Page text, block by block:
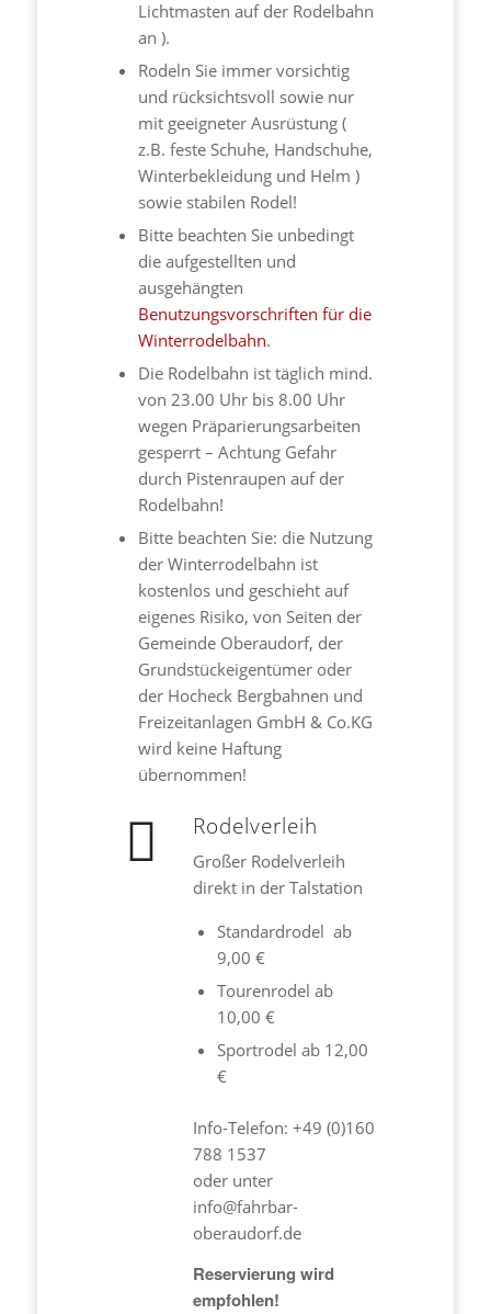
Lichtmasten auf der Rodelbahn
an ).
Rodeln Sie immer vorsichtig
und rücksichtsvoll sowie nur
mit geeigneter Ausrüstung (
z.B. feste Schuhe, Handschuhe,
Winterbekleidung und Helm )
sowie stabilen Rodel!
Bitte beachten Sie unbedingt
die aufgestellten und
ausgehängten
Benutzungsvorschriften für die
Winterrodelbahn.
Die Rodelbahn ist täglich mind.
von 23.00 Uhr bis 8.00 Uhr
wegen Präparierungsarbeiten
gesperrt – Achtung Gefahr
durch Pistenraupen auf der
Rodelbahn!
Bitte beachten Sie: die Nutzung
der Winterrodelbahn ist
kostenlos und geschieht auf
eigenes Risiko, von Seiten der
Gemeinde Oberaudorf, der
Grundstückeigentümer oder
der Hocheck Bergbahnen und
Freizeitanlagen GmbH & Co.KG
wird keine Haftung
übernommen!
Rodelverleih
Großer Rodelverleih
direkt in der Talstation
Standardrodel ab
9,00 €
Tourenrodel ab
10,00 €
Sportrodel ab 12,00
€
Info-Telefon: +49 (0)160
788 1537
oder unter
info@fahrbar-
oberaudorf.de
Reservierung wird
empfohlen!